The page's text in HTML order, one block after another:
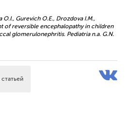
O.I., Gurevich O.E., Drozdova I.M.,
of reversible encephalopathy in children
glomerulonephritis. Pediatria n.a. G.N.